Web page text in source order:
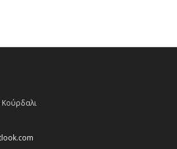
Κούρδαλι